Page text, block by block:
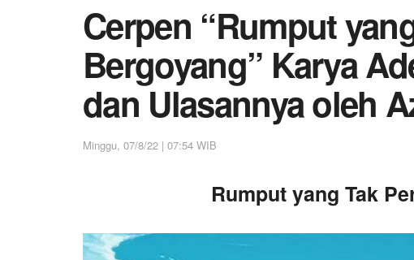
Cerpen “Rumput
Bergoyang” Karya
dan Ulasannya oleh
Minggu, 07/8/22 | 07:54 WIB
Rumput yang Tak